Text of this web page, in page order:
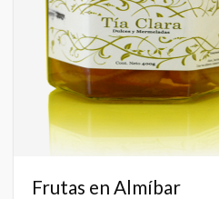
Frutas en Almíbar